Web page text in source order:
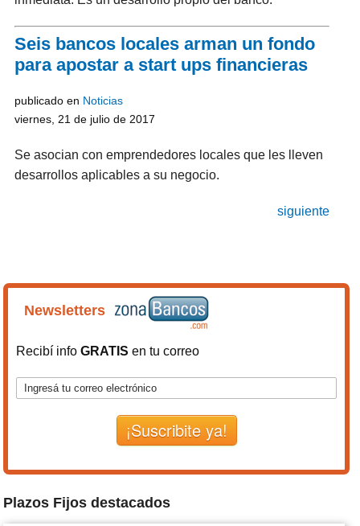
Seis bancos locales arman un fondo
para apostar a start ups financieras
publicado en Noticias
viernes, 21 de julio de 2017
Se asocian con emprendedores locales que les lleven
desarrollos aplicables a su negocio.
siguiente
Newsletters
Recibí infoGRATIS en tu correo
¡Suscribite ya!
Plazos Fijos destacados